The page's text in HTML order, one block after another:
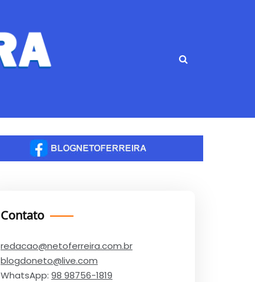
Contato
redacao@netoferreira.com.br
blogdoneto@live.com
WhatsApp: 98 98756-1819